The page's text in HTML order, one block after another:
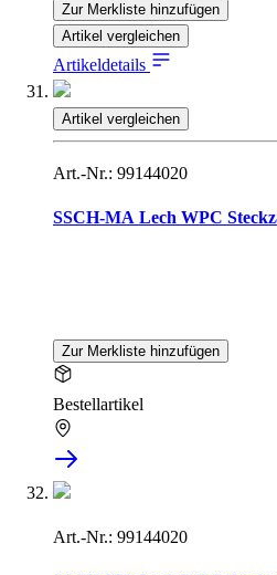
Zur Merkliste hinzufügen
Artikel vergleichen
Artikeldetails
Artikel vergleichen
Art.-Nr.: 99144020
SSCH-MA Lech WPC
Zur Merkliste hinzufügen
Bestellartikel
Art.-Nr.: 99144020